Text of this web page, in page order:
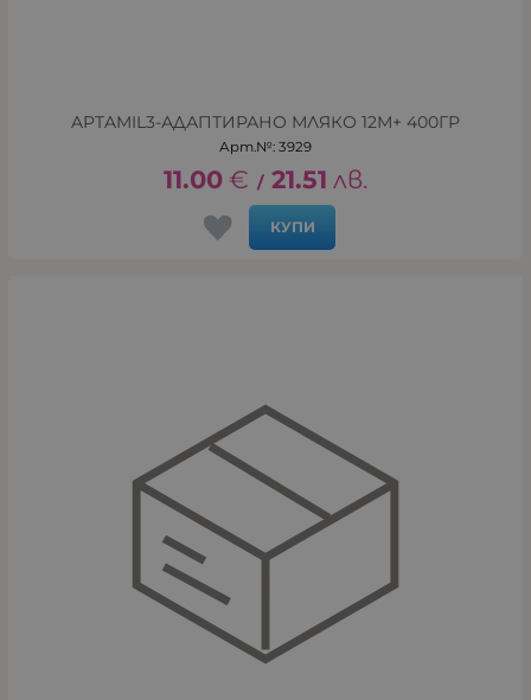
APTAMIL3-АДАПТИРАНО МЛЯКО 12М+ 400ГР
Арт.№: 3929
11.00 € / 21.51 лв.
КУПИ